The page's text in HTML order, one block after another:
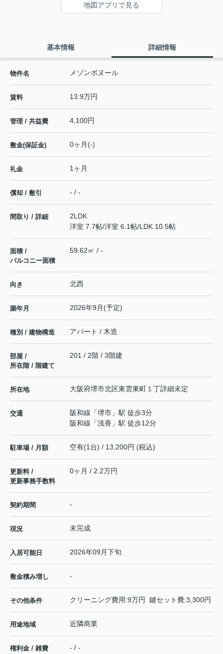
地図アプリで見る
基本情報 詳細情報
物件名 メゾンボヌール
賃料 13.9万円
管理 / 共益費 4,100円
敷金(保証金) 0ヶ月(-)
礼金 1ヶ月
償却 / 敷引 - / -
間取り / 詳細
2LDK
洋室 7.7帖/洋室 6.1帖/LDK 10.5帖
面積 /
バルコニー面積
59.62㎡ / -
向き 北西
築年月 2026年9月(予定)
種別 / 建物構造 アパート / 木造
部屋 /
所在階 / 階建て
201 / 2階 / 3階建
所在地 大阪府堺市北区東雲東町 １丁詳細未定
交通 阪和線 「堺市 」駅 徒歩3分
阪和線 「浅香 」駅 徒歩12分
駐車場 / 月額 空有(1台) / 13,200円 (税込)
更新料 /
更新事務手数料
0ヶ月 / 2.2万円
契約期間 -
現況 未完成
入居可能日 2026年09月下旬
敷金積み増し -
その他条件 クリーニング費用:9万円 鍵セット費:3,300円
用途地域 近隣商業
権利金 / 雑費 - / -